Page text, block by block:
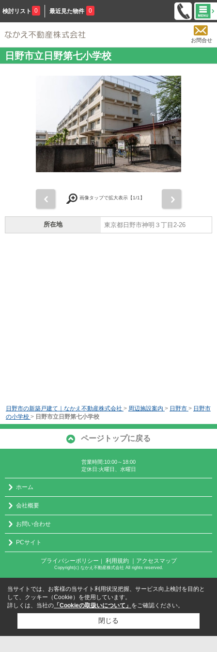
検討リスト 0 最近見た物件 0
お問合せ
日野市立日野第七小学校
画像タップで拡大表示【1/1】
所在地 東京都日野市神明３丁目2-26
日野市の新築戸建て｜なかえ不動産株式会社 > 周辺施設案内 > 日野市 > 日野市
の小学校 > 日野市立日野第七小学校
ページトップに戻る
営業時間:10:00～18:00
定休日:火曜日、水曜日
ホーム
会社概要
お問い合わせ
PCサイト
プライバシーポリシー ｜ 利用規約 ｜アクセスマップ
Copyright(c) なかえ不動産株式会社 All rights reserved.
当サイトでは、お客様の当サイト利用状況把握、サービス向上検討を目的と
して、クッキー（Cookie）を使用しています。
詳しくは、当社の 「Cookieの取扱いについて」 をご確認ください。
閉じる